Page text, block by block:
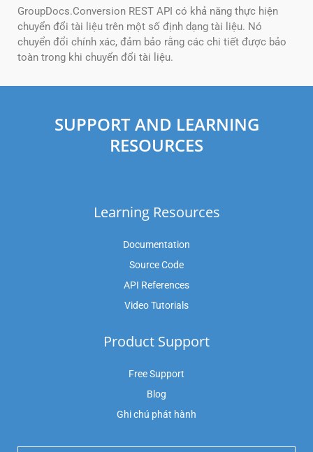
GroupDocs.Conversion REST API có khả năng thực hiện
chuyển đổi tài liệu trên một số định dạng tài liệu. Nó
chuyển đổi chính xác, đảm bảo rằng các chi tiết được bảo
toàn trong khi chuyển đổi tài liệu.
SUPPORT AND LEARNING
RESOURCES
Learning Resources
Documentation
Source Code
API References
Video Tutorials
Product Support
Free Support
Blog
Ghi chú phát hành